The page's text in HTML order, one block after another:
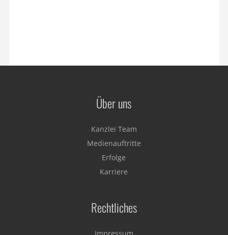
Über uns
Kanzlei Team
Medienauftritte
Erfolge
Karriere
Rechtliches